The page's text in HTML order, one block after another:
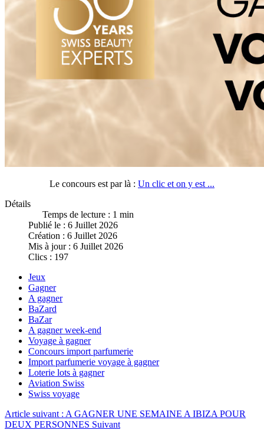
Le concours est par là : Un clic et on y est ...
Détails
Temps de lecture : 1 min
Publié le : 6 Juillet 2026
Création : 6 Juillet 2026
Mis à jour : 6 Juillet 2026
Clics : 197
Jeux
Gagner
A gagner
BaZard
BaZar
A gagner week-end
Voyage à gagner
Concours import parfumerie
Import parfumerie voyage à gagner
Loterie lots à gagner
Aviation Swiss
Swiss voyage
Article suivant : A GAGNER UNE SEMAINE A IBIZA POUR
DEUX PERSONNES Suivant